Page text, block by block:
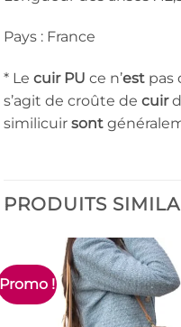
Pays : France
* Le cuir PU ce n’est pas
s’agit de croûte de cuir
similicuir sont
PRODUITS
Promo !